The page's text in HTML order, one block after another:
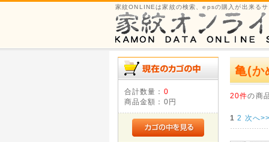
家紋ONLINEは家紋の検索、epsの購入が出来る
合計数量： 0
商品金額： 0円
亀(か
20件の商
1 2 次へ